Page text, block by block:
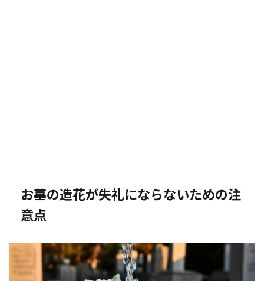
お墓の造花が失礼にならないための注
意点